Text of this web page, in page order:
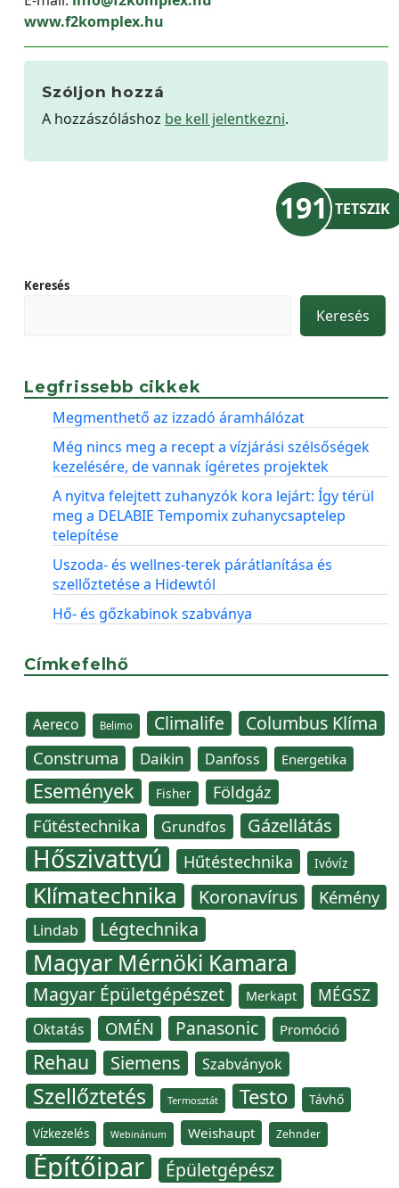
www.f2komplex.hu
Szóljon hozzá
A hozzászóláshoz be kell jelentkezni.
191 TETSZIK
Keresés
Keresés
Legfrissebb cikkek
Megmenthető az izzadó áramhálózat
Még nincs meg a recept a vízjárási szélsőségek
kezelésére, de vannak ígéretes projektek
A nyitva felejtett zuhanyzók kora lejárt: Így térül
meg a DELABIE Tempomix zuhanycsaptelep
telepítése
Uszoda- és wellnes-terek párátlanítása és
szellőztetése a Hidewtól
Hő- és gőzkabinok szabványa
Címkefelhő
Aereco Belimo Climalife Columbus Klíma
Construma Daikin Danfoss Energetika
Események Fisher Földgáz
Fűtéstechnika Grundfos Gázellátás
Hőszivattyú Hűtéstechnika Ivóvíz
Klímatechnika Koronavírus Kémény
Lindab Légtechnika
Magyar Mérnöki Kamara
Magyar Épületgépészet Merkapt MÉGSZ
Oktatás OMÉN Panasonic Promóció
Rehau Siemens Szabványok
Szellőztetés Termosztát Testo Távhő
Vízkezelés Webinárium Weishaupt Zehnder
Építőipar Épületgépész